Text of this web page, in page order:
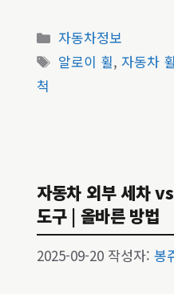
카
테
고
자동차정보
태
알로이 휠, 자동차 휠
척
자동차 외부 세차
도구 | 올바른 방법
2025-09-20 작성자: 봉